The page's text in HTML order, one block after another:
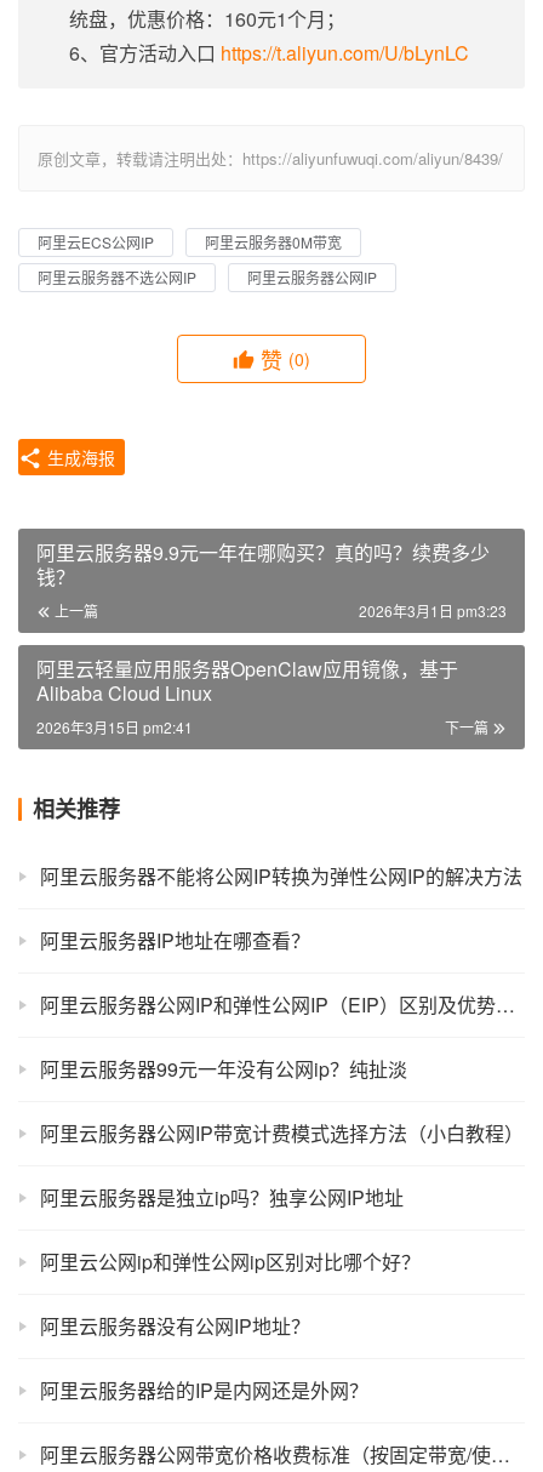
统盘，优惠价格：160元1个月；
6、官方活动入口 https://t.aliyun.com/U/bLynLC
原创文章，转载请注明出处：https://aliyunfuwuqi.com/aliyun/8439/
阿里云ECS公网IP
阿里云服务器0M带宽
阿里云服务器不选公网IP
阿里云服务器公网IP
赞 (0)
生成海报
阿里云服务器9.9元一年在哪购买？真的吗？续费多少
钱？
上一篇 2026年3月1日 pm3:23
阿里云轻量应用服务器OpenClaw应用镜像，基于
Alibaba Cloud Linux
下一篇
2026年3月15日 pm2:41
相关推荐
阿里云服务器不能将公网IP转换为弹性公网IP的解决方法
阿里云服务器IP地址在哪查看？
阿里云服务器公网IP和弹性公网IP（EIP）区别及优势对比
阿里云服务器99元一年没有公网ip？纯扯淡
阿里云服务器公网IP带宽计费模式选择方法（小白教程）
阿里云服务器是独立ip吗？独享公网IP地址
阿里云公网ip和弹性公网ip区别对比哪个好？
阿里云服务器没有公网IP地址？
阿里云服务器给的IP是内网还是外网？
阿里云服务器公网带宽价格收费标准（按固定带宽/使用流量）